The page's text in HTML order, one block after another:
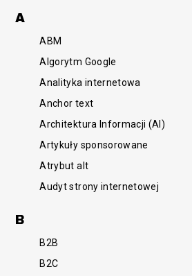
A
ABM
Algorytm Google
Analityka internetowa
Anchor text
Architektura Informacji (AI)
Artykuły sponsorowane
Atrybut alt
Audyt strony internetowej
B
B2B
B2C